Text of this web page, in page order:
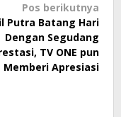
Pos berikutnya
Putra Batang Hari
Dengan Segudang
TV ONE pun
Memberi Apresiasi